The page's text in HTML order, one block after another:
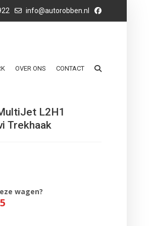
info@autorobben.nl
OVER ONS CONTACT
L2H1
Trekhaak
wagen?